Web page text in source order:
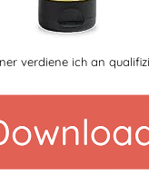
verdiene ich an